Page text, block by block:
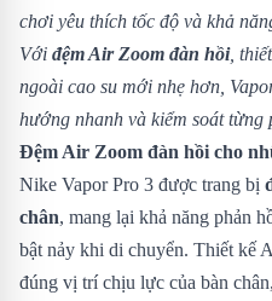
chơi yêu thích tốc độ và khả
Với đệm Air Zoom đàn hồi,
ngoài cao su mới nhẹ hơn,
hướng nhanh và kiểm soát từng
Đệm Air Zoom đàn hồi cho
Nike Vapor Pro 3 được trang bị
chân, mang lại khả năng phản
bật nảy khi di chuyển. Thiết kế
đúng vị trí chịu lực của bàn